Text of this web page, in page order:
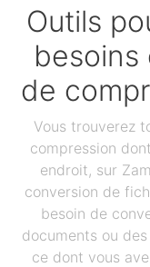
Outils
besoins
de
Vous trouverez
compression
endroit, sur
conversion de
besoin de
documents ou
ce dont vous